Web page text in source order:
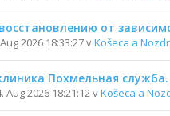
от
2026 18:33:27 vKošeca a
Похмельная
Aug 2026 18:21:12 vKošeca a